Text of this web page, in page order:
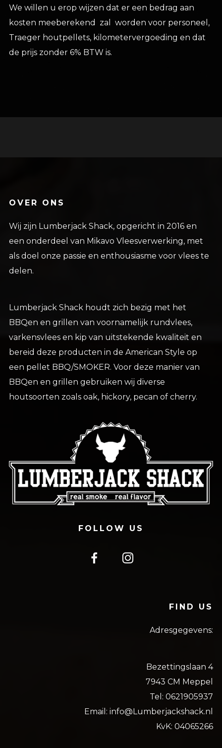
We willen u erop wijzen dat er een bedrag aan
kosten meeberekend zal worden voor personeel,
Traeger houtpellets, kilometervergoeding en dat
de prijs zonder 6% BTW is.
OVER ONS
Wij zijn Lumberjack Shack, opgericht in 2016 en
een onderdeel van Mikavo Vleesverwerking, met
als doel onze passie en enthousiasme voor vlees te
delen.
Lumberjack Shack houdt zich bezig met het
BBQen en grillen van voornamelijk rundvlees,
varkensvlees en kip van uitstekende kwaliteit en
bereid deze producten in de American Style op
een pellet BBQ/SMOKER. Voor deze manier van
BBQen en grillen gebruiken wij diverse
houtsoorten zoals oak, hickory, pecan of cherry.
FOLLOW US
FIND US
Adresgegevens:
Bezettingslaan 4
7943 CM Meppel
Tel: 0621905937
Email: info@Lumberjackshack.nl
KvK: 04065266